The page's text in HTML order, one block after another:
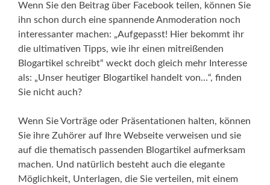
Wenn Sie den Beitrag über Facebook teilen, können Sie
ihn schon durch eine spannende Anmoderation noch
interessanter machen: „Aufgepasst! Hier bekommt ihr
die ultimativen Tipps, wie ihr einen mitreißenden
Blogartikel schreibt“ weckt doch gleich mehr Interesse
als: „Unser heutiger Blogartikel handelt von…“, finden
Sie nicht auch?
Wenn Sie Vorträge oder Präsentationen halten, können
Sie ihre Zuhörer auf Ihre Webseite verweisen und sie
auf die thematisch passenden Blogartikel aufmerksam
machen. Und natürlich besteht auch die elegante
Möglichkeit, Unterlagen, die Sie verteilen, mit einem